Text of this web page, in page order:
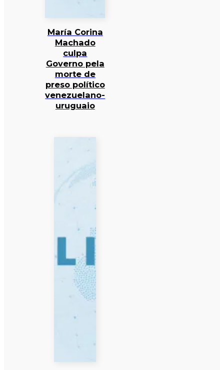
María Corina
Machado
culpa
Governo pela
morte de
preso político
venezuelano-
uruguaio